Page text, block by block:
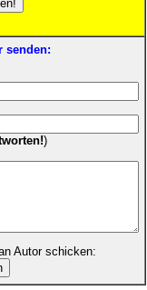
senden:
)
Autor schicken: